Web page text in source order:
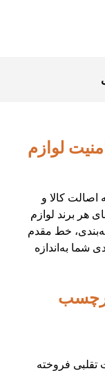
لوازم
اصالت کالا و
هر برند لوازم
خط مقدم
شما به‌اندازه
تقلبی فروخته